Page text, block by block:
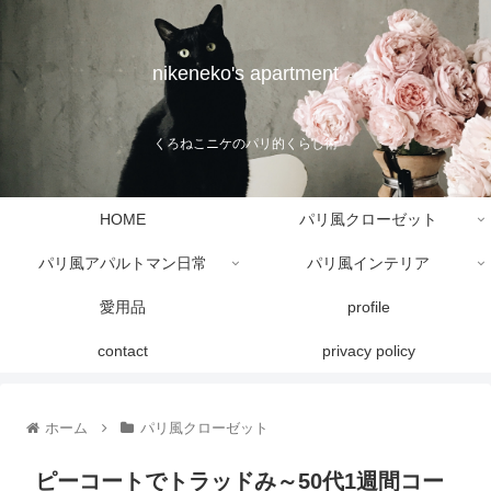
nikeneko's apartment
くろねこニケのパリ的くらし術
HOME パリ風クローゼット
パリ風アパルトマン日常 パリ風インテリア
愛用品 profile
contact privacy policy
ホーム パリ風クローゼット
ピーコートでトラッドみ～50代1週間コー